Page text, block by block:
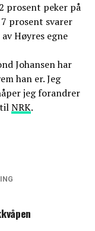
prosent peker på
prosent svarer
Høyres egne
Johansen har
han er. Jeg
jeg forandrer
NRK.